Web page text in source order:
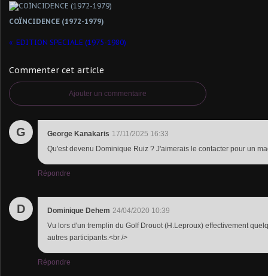
COÏNCIDENCE (1972-1979)
EDITION SPECIALE (1975-1980)
Commenter cet article
Ajouter un commentaire
G George Kanakaris 17/11/2025 16:33
Qu'est devenu Dominique Ruiz ? J'aimerais le contacter pour un
Répondre
D Dominique Dehem 24/04/2020 10:39
Vu lors d'un tremplin du Golf Drouot (H.Leproux) effectivement
autres participants.<br />
Répondre